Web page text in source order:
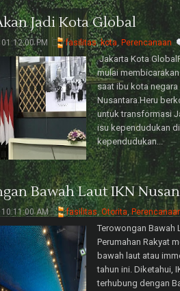
Jadi Kota Global
PM fasilitas,kota, Perencanaan
Jakarta Kota
mulai
saat ibu kota negara
Nusantara.Heru
untuk transformasi
isu kependudukan
kependudukan...
Bawah Laut IKN
AM fasilitas,Otorita,
Terowongan Bawah
Perumahan Rakyat
bawah laut atau
tahun ini. Diketahui,
terhubung dengan